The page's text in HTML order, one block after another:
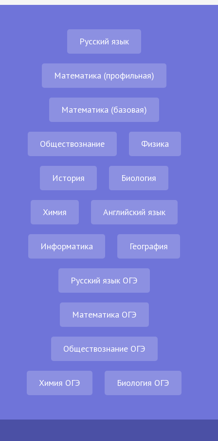
Русский язык
Математика (профильная)
Математика (базовая)
Обществознание Физика
История Биология
Химия Английский язык
Информатика География
Русский язык ОГЭ
Математика ОГЭ
Обществознание ОГЭ
Химия ОГЭ Биология ОГЭ